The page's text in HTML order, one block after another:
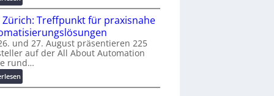
K
M
U
i
n
d
r
Zürich: Treffpunkt für praxisnahe
und 27. August präsentieren 225
auf der All About Automation
rund…
:
A